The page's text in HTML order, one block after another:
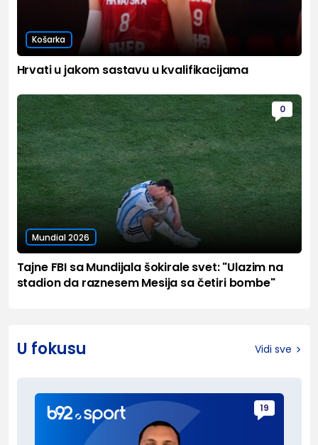
Košarka
Hrvati u jakom sastavu u kvalifikacijama
0
Mundial 2026
Tajne FBI sa Mundijala šokirale svet: "Ulazim na
stadion da raznesem Mesija sa četiri bombe"
U fokusu Vidi sve
19